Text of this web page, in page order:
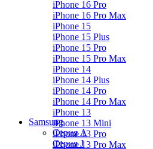
iPhone 16 Pro
iPhone 16 Pro Max
iPhone 15
iPhone 15 Plus
iPhone 15 Pro
iPhone 15 Pro Max
iPhone 14
iPhone 14 Plus
iPhone 14 Pro
iPhone 14 Pro Max
iPhone 13
iPhone 13 Mini
iPhone 13 Pro
iPhone 13 Pro Max
Samsung
Серия А
Серия J